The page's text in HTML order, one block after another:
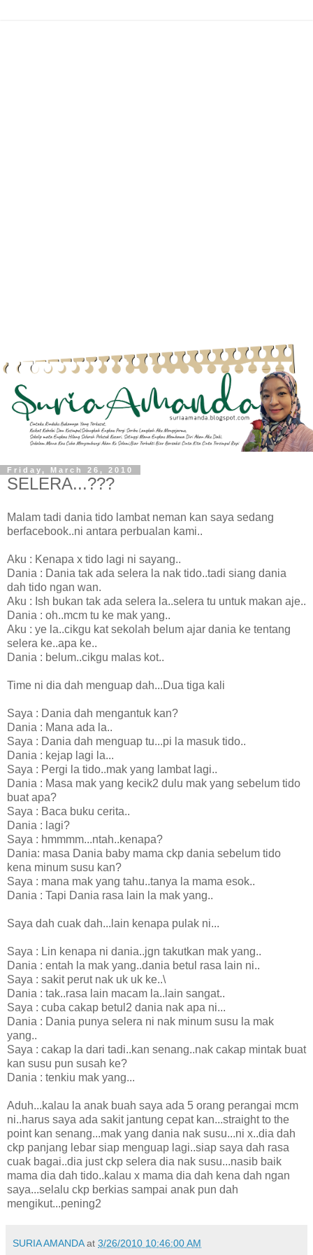
Friday, March 26, 2010
SELERA...???
Malam tadi dania tido lambat neman kan saya sedang
berfacebook..ni antara perbualan kami..
Aku : Kenapa x tido lagi ni sayang..
Dania : Dania tak ada selera la nak tido..tadi siang dania
dah tido ngan wan.
Aku : Ish bukan tak ada selera la..selera tu untuk makan aje..
Dania : oh..mcm tu ke mak yang..
Aku : ye la..cikgu kat sekolah belum ajar dania ke tentang
selera ke..apa ke..
Dania : belum..cikgu malas kot..
Time ni dia dah menguap dah...Dua tiga kali
Saya : Dania dah mengantuk kan?
Dania : Mana ada la..
Saya : Dania dah menguap tu...pi la masuk tido..
Dania : kejap lagi la...
Saya : Pergi la tido..mak yang lambat lagi..
Dania : Masa mak yang kecik2 dulu mak yang sebelum tido
buat apa?
Saya : Baca buku cerita..
Dania : lagi?
Saya : hmmmm...ntah..kenapa?
Dania: masa Dania baby mama ckp dania sebelum tido
kena minum susu kan?
Saya : mana mak yang tahu..tanya la mama esok..
Dania : Tapi Dania rasa lain la mak yang..
Saya dah cuak dah...lain kenapa pulak ni...
Saya : Lin kenapa ni dania..jgn takutkan mak yang..
Dania : entah la mak yang..dania betul rasa lain ni..
Saya : sakit perut nak uk uk ke..\
Dania : tak..rasa lain macam la..lain sangat..
Saya : cuba cakap betul2 dania nak apa ni...
Dania : Dania punya selera ni nak minum susu la mak
yang..
Saya : cakap la dari tadi..kan senang..nak cakap mintak buat
kan susu pun susah ke?
Dania : tenkiu mak yang...
Aduh...kalau la anak buah saya ada 5 orang perangai mcm
ni..harus saya ada sakit jantung cepat kan...straight to the
point kan senang...mak yang dania nak susu...ni x..dia dah
ckp panjang lebar siap menguap lagi..siap saya dah rasa
cuak bagai..dia just ckp selera dia nak susu...nasib baik
mama dia dah tido..kalau x mama dia dah kena dah ngan
saya...selalu ckp berkias sampai anak pun dah
mengikut...pening2
SURIA AMANDA at 3/26/2010 10:46:00 AM